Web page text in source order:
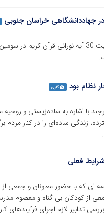
جهاددانشگاهی خراسان جنوبی
نمایشگاه ویژه «طرح زندگی با آیه‌ها» با محوریت 30
نظام بود گالری
با اشاره به ساده‌زیستی و
زندگی ساده‌ای را در کنار مردم
فعلی
ای که با حضور معاونان و جمعی
کودکان بی گناه و معصوم
تدابیر لازم اجرای فرآیندهای